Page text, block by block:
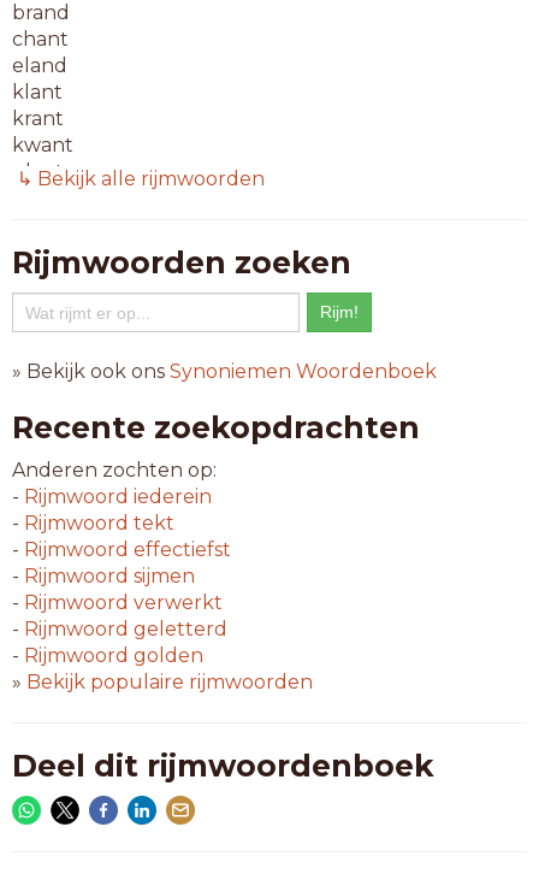
brand
chant
eland
klant
krant
kwant
plant
spant
stand
trant
6-letterwoorden
afkant
aftand
atlant
beland
bemand
bemant
bezand
criant
eiland
fazant
galant
gekant
geland
gemand
↳ Bekijk alle rijmwoorden
Rijmwoorden zoeken
» Bekijk ook ons Synoniemen Woordenboek
Recente zoekopdrachten
Anderen zochten op:
- Rijmwoord iederein
- Rijmwoord tekt
- Rijmwoord effectiefst
- Rijmwoord sijmen
- Rijmwoord verwerkt
- Rijmwoord geletterd
- Rijmwoord golden
» Bekijk populaire rijmwoorden
Deel dit rijmwoordenboek